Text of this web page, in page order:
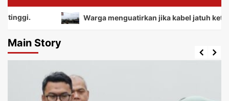
Warga menguatirkan jika kabel jatuh ketanah,
Main Story